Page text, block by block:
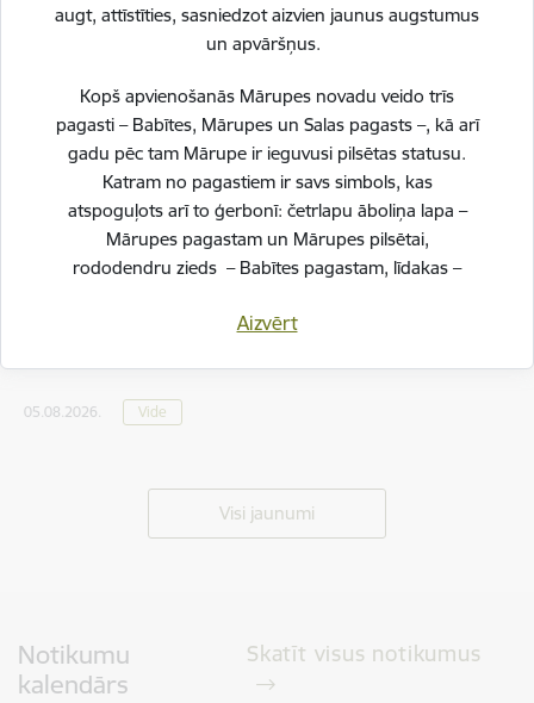
augt, attīstīties, sasniedzot aizvien jaunus augstumus
un apvāršņus.
Kopš apvienošanās Mārupes novadu veido trīs
pagasti – Babītes, Mārupes un Salas pagasts –, kā arī
gadu pēc tam Mārupe ir ieguvusi pilsētas statusu.
Katram no pagastiem ir savs simbols, kas
atspoguļots arī to ģerbonī: četrlapu āboliņa lapa –
Mārupes pagastam un Mārupes pilsētai,
rododendru zieds – Babītes pagastam, līdakas –
simbolus vienotā, stilizētā vizuālā rakstā – kā stāstu
par mums pašiem. Mēs esam dažādi, bet kopā
SVĒTKU PROGRAMMA
Aizvērt
Ūdens kvalitāte Piņķu ūdenskrātuvē un
atbilstoša normai - peldēties atļauts | augusts
05.08.2026. Vide
Visi jaunumi
Notikumu
kalendārs
Skatīt visus notikumus